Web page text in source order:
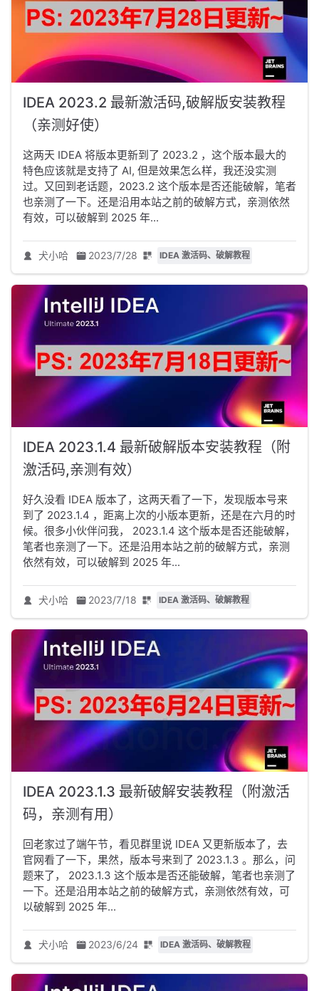
IDEA 2023.2 最新激活码,破解版安装教程
（亲测好使）
这两天 IDEA 将版本更新到了 2023.2 ，这个版本最大的
特色应该就是支持了 AI, 但是效果怎么样，我还没实测
过。又回到老话题，2023.2 这个版本是否还能破解，笔者
也亲测了一下。还是沿用本站之前的破解方式，亲测依然
有效，可以破解到 2025 年...
犬小哈 2023/7/28 IDEA 激活码、破解教程
IDEA 2023.1.4 最新破解版本安装教程（附
激活码,亲测有效）
好久没看 IDEA 版本了，这两天看了一下，发现版本号来
到了 2023.1.4 ，距离上次的小版本更新，还是在六月的时
候。很多小伙伴问我， 2023.1.4 这个版本是否还能破解，
笔者也亲测了一下。还是沿用本站之前的破解方式，亲测
依然有效，可以破解到 2025 年...
犬小哈 2023/7/18 IDEA 激活码、破解教程
IDEA 2023.1.3 最新破解安装教程（附激活
码，亲测有用）
回老家过了端午节，看见群里说 IDEA 又更新版本了，去
官网看了一下，果然，版本号来到了 2023.1.3 。那么，问
题来了， 2023.1.3 这个版本是否还能破解，笔者也亲测了
一下。还是沿用本站之前的破解方式，亲测依然有效，可
以破解到 2025 年...
犬小哈 2023/6/24 IDEA 激活码、破解教程